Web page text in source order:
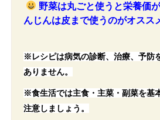
野菜は丸ごと使うと栄養価
んじんは皮まで使うのがオスス
※レシピは病気の診断、治療、予防
ありません。
※食生活では主食・主菜・副菜を基
注意しましょう。